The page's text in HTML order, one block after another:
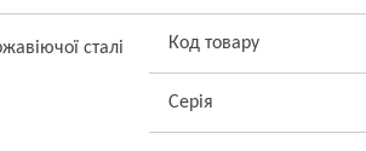
сталі
Код товару
Серія